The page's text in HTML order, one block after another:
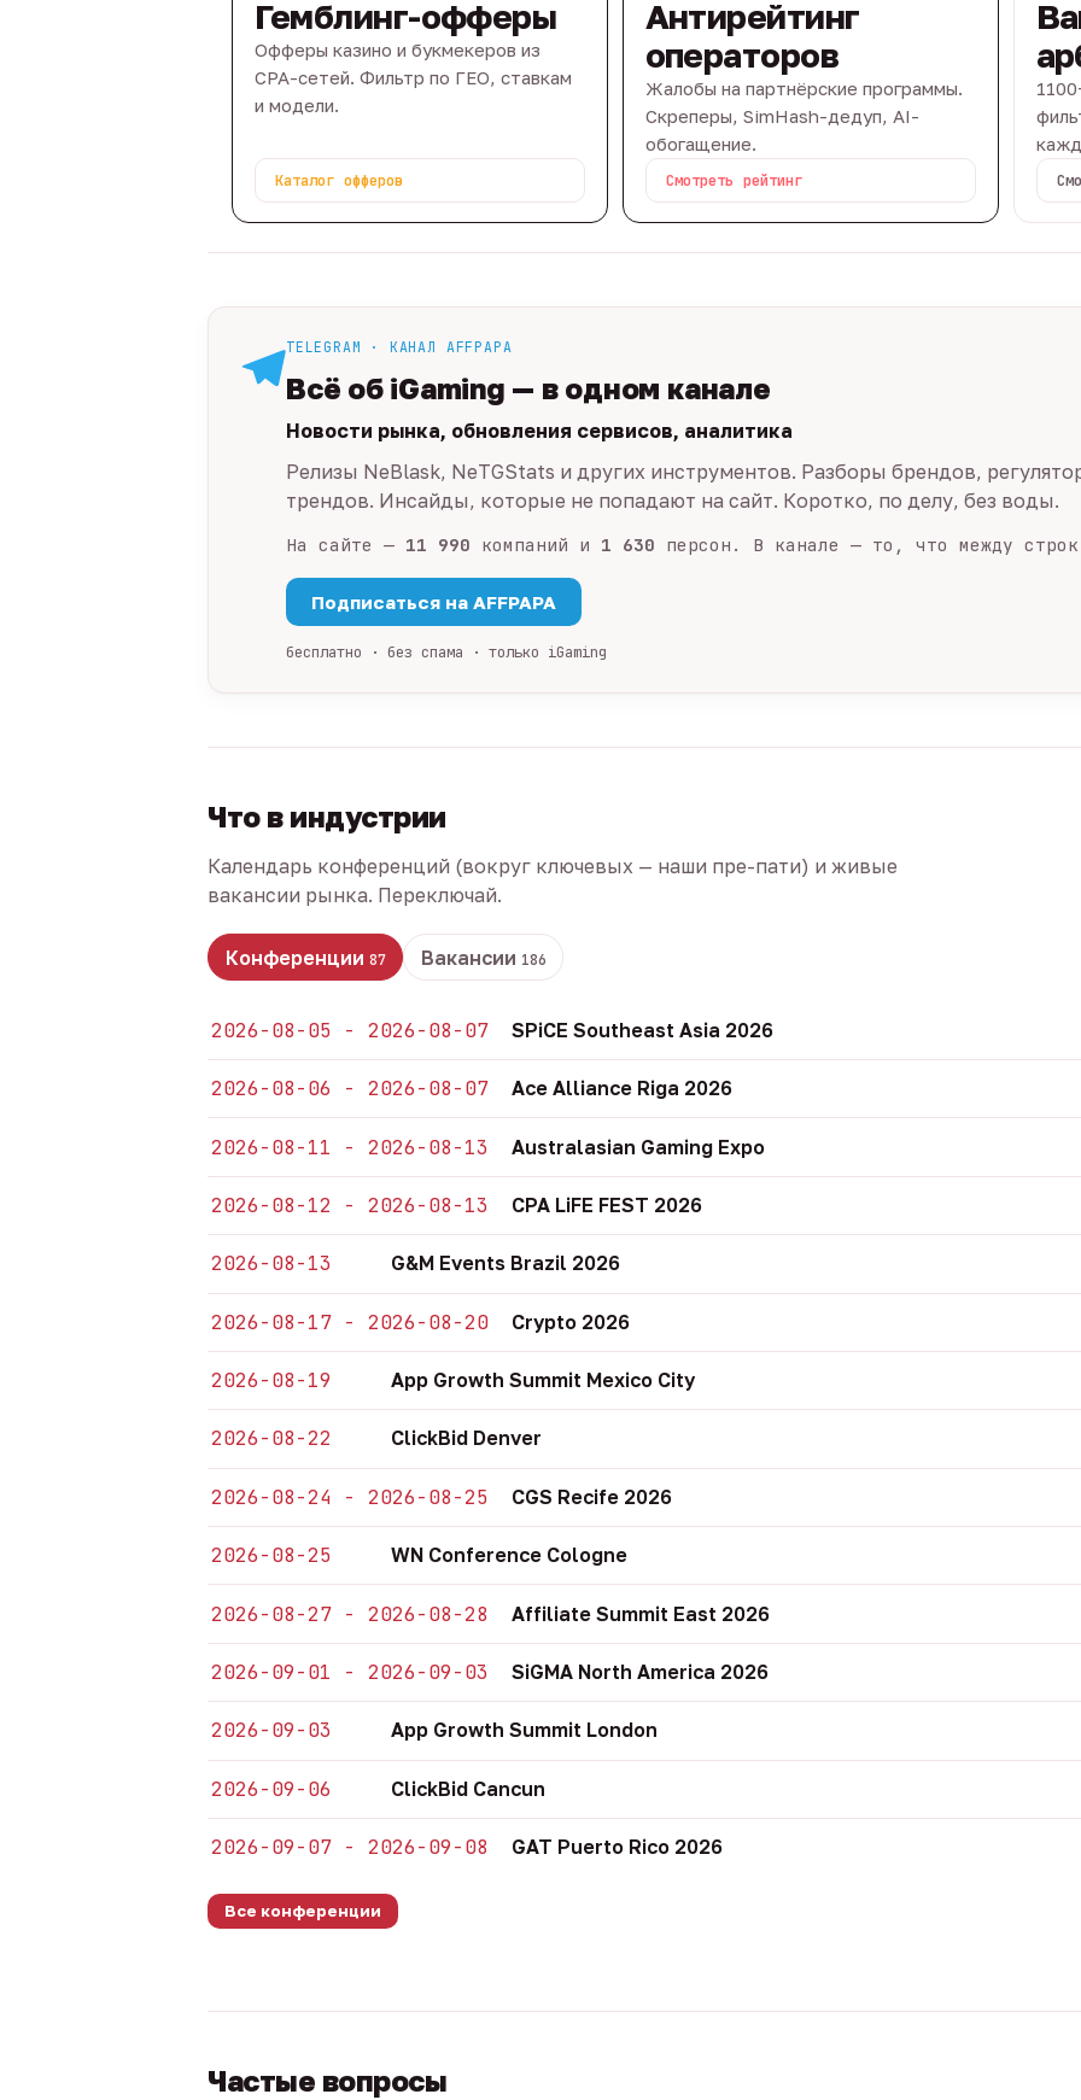
Гемблинг-офферы
Офферы казино и букмекеров из
CPA-сетей. Фильтр по ГЕО, ставкам
и модели.
Каталог офферов
Антирейтинг
операторов
Жалобы на партнёрские программы.
Скреперы, SimHash-дедуп, AI-
обогащение.
Смотреть рейтинг
TELEGRAM · КАНАЛ AFFPAPA
Всё об iGaming — в одном канале
Новости рынка, обновления сервисов, аналитика
Релизы NeBlask, NeTGStats и других инструментов. Разборы брендов,
трендов. Инсайды, которые не попадают на сайт. Коротко, по делу, без воды.
На сайте — 11 990 компаний и 1 630 персон. В канале — то, что между
Подписаться на AFFPAPA
бесплатно · без спама · только iGaming
Что в индустрии
Календарь конференций (вокруг ключевых — наши пре-пати) и живые
вакансии рынка. Переключай.
Конференции 87 Вакансии 186
2026-08-05 - 2026-08-07 SPiCE Southeast Asia 2026
2026-08-06 - 2026-08-07 Ace Alliance Riga 2026
2026-08-11 - 2026-08-13 Australasian Gaming Expo
2026-08-12 - 2026-08-13 CPA LiFE FEST 2026
2026-08-13 G&M Events Brazil 2026
2026-08-17 - 2026-08-20 Crypto 2026
2026-08-19 App Growth Summit Mexico City
2026-08-22 ClickBid Denver
2026-08-24 - 2026-08-25 CGS Recife 2026
2026-08-25 WN Conference Cologne
2026-08-27 - 2026-08-28 Affiliate Summit East 2026
2026-09-01 - 2026-09-03 SiGMA North America 2026
2026-09-03 App Growth Summit London
2026-09-06 ClickBid Cancun
2026-09-07 - 2026-09-08 GAT Puerto Rico 2026
Все конференции
Частые вопросы